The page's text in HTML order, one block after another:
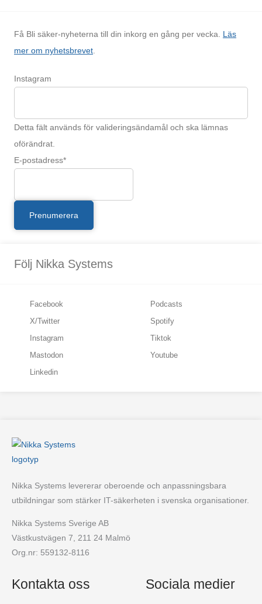
Få Bli säker-nyheterna till din inkorg en gång per vecka. Läs
mer om nyhetsbrevet
Instagram
Detta fält används för valideringsändamål och ska lämnas
oförändrat.
E-postadress*
Följ Nikka Systems
Facebook
X/Twitter
Instagram
Mastodon
Linkedin
Podcasts
Spotify
Tiktok
Youtube
Nikka Systems levererar oberoende och anpassningsbara
utbildningar som stärker IT-säkerheten i svenska organisationer.
Nikka Systems Sverige AB
Västkustvägen 7, 211 24 Malmö
Org.nr: 559132-8116
Kontakta oss Sociala medier